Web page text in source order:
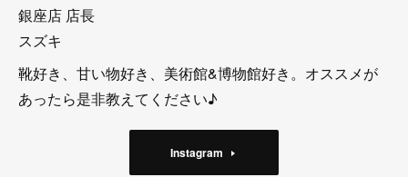
銀座店 店長
スズキ
靴好き、甘い物好き、美術館&博物館好き。オススメが
あったら是非教えてください♪
Instagram